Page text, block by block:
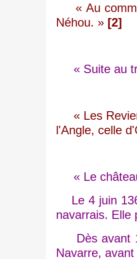
« Au
Néhou. » [2]
« Suite au
« Les
l'Angle, celle
« Le château
Le 4 juin
navarrais. Elle
Dès avant
Navarre,